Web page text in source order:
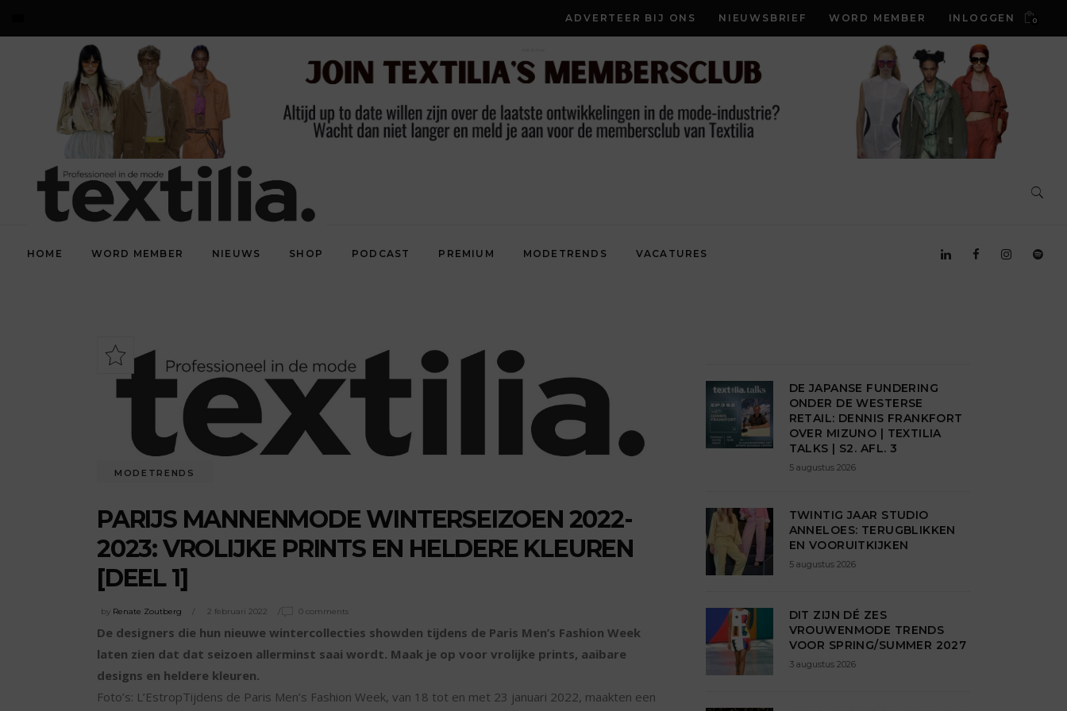
ADVERTEER BIJ ONS NIEUWSBRIEF WORD MEMBER INLOGGEN 0
HOME WORD MEMBER NIEUWS SHOP PODCAST PREMIUM MODETRENDS VACATURES
MODETRENDS
PARIJS MANNENMODE WINTERSEIZOEN 2022-
2023: VROLIJKE PRINTS EN HELDERE KLEUREN
[DEEL 1]
by Renate Zoutberg 2 februari 2022 0 comments
De designers die hun nieuwe wintercollecties showden tijdens de Paris Men’s Fashion Week
laten zien dat dat seizoen allerminst saai wordt. Maak je op voor vrolijke prints, aaibare
designs en heldere kleuren.
Foto’s: L’EstropTijdens de Paris Men’s Fashion Week, van 18 tot en met 23 januari 2022, maakten een
DE JAPANSE FUNDERING
ONDER DE WESTERSE
RETAIL: DENNIS FRANKFORT
OVER MIZUNO | TEXTILIA
TALKS | S2. AFL. 3
5 augustus 2026
TWINTIG JAAR STUDIO
ANNELOES: TERUGBLIKKEN
EN VOORUITKIJKEN
5 augustus 2026
DIT ZIJN DÉ ZES
VROUWENMODE TRENDS
VOOR SPRING/SUMMER 2027
3 augustus 2026